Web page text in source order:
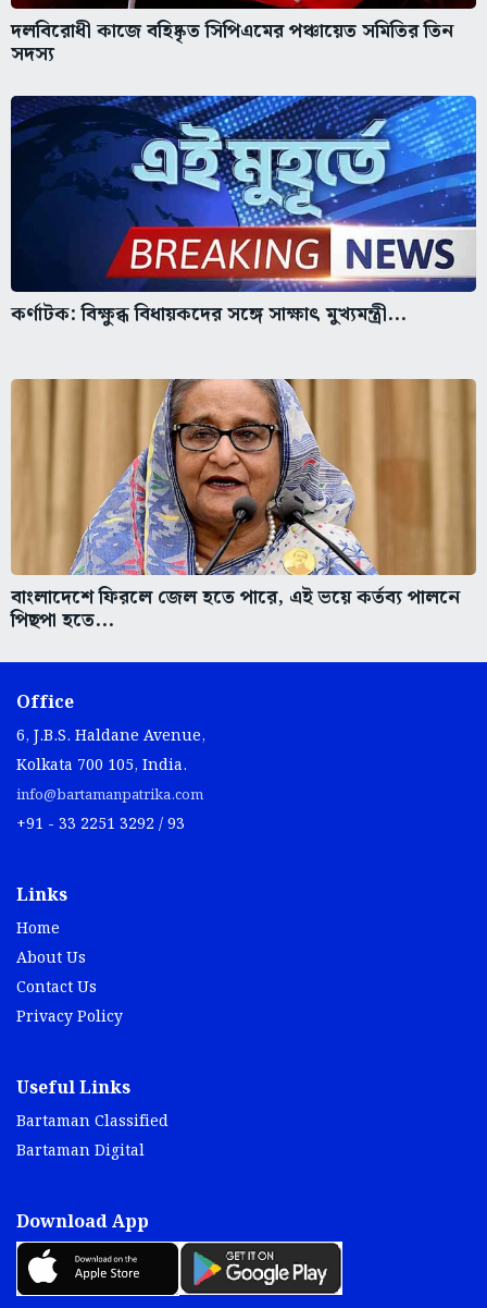
দলবিরোধী কাজে বহিষ্কৃত সিপিএমের পঞ্চায়েত সমিতির তিন
সদস্য
কর্ণাটক: বিক্ষুব্ধ বিধায়কদের সঙ্গে সাক্ষাৎ মুখ্যমন্ত্রী...
বাংলাদেশে ফিরলে জেল হতে পারে, এই ভয়ে কর্তব্য পালনে
পিছপা হতে...
Office
6, J.B.S. Haldane Avenue,
Kolkata 700 105, India.
info@bartamanpatrika.com
+91 - 33 2251 3292 / 93
Links
Home
About Us
Contact Us
Privacy Policy
Useful Links
Bartaman Classified
Bartaman Digital
Download App